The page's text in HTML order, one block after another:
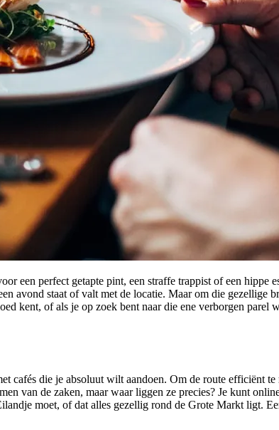
een perfect getapte pint, een straffe trappist of een hippe
avond staat of valt met de locatie. Maar om die gezellige
kent, of als je op zoek bent naar die ene verborgen parel
cafés die je absoluut wilt aandoen. Om de route efficiënt
van de zaken, maar waar liggen ze precies? Je kunt
moet, of dat alles gezellig rond de Grote Markt ligt.